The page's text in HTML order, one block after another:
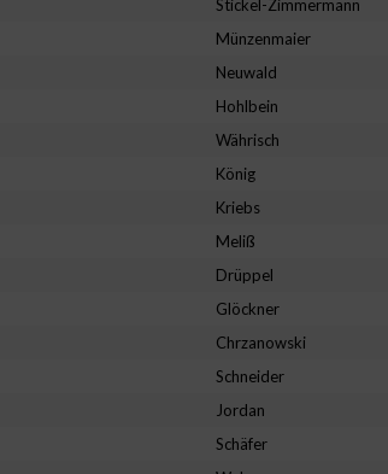
Stickel-Zimmermann
Münzenmaier
Neuwald
Hohlbein
Währisch
König
Kriebs
Meliß
Drüppel
Glöckner
Chrzanowski
Schneider
Jordan
Schäfer
Informationen identifizieren